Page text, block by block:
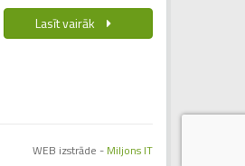
Lasīt vairāk
WEB izstrāde - Miljons IT